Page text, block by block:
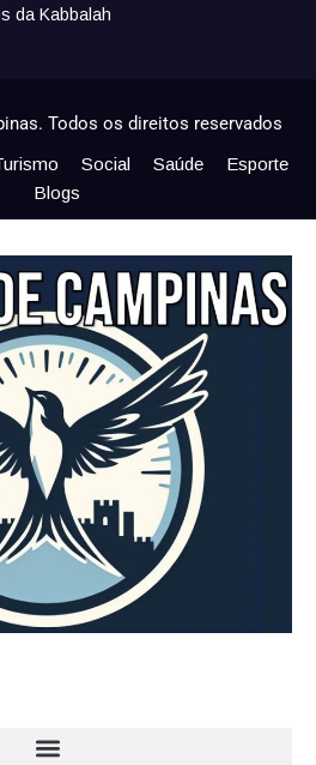
da Kabbalah
Todos os direitos reservados
Social Saúde
Esporte
Blogs